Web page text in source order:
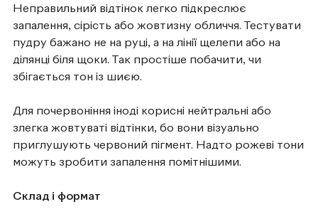
Неправильний відтінок легко підкреслює
запалення, сірість або жовтизну обличчя. Тестувати
пудру бажано не на руці, а на лінії щелепи або на
ділянці біля щоки. Так простіше побачити, чи
збігається тон із шиєю.
Для почервоніння іноді корисні нейтральні або
злегка жовтуваті відтінки, бо вони візуально
приглушують червоний пігмент. Надто рожеві тони
можуть зробити запалення помітнішими.
Склад і формат